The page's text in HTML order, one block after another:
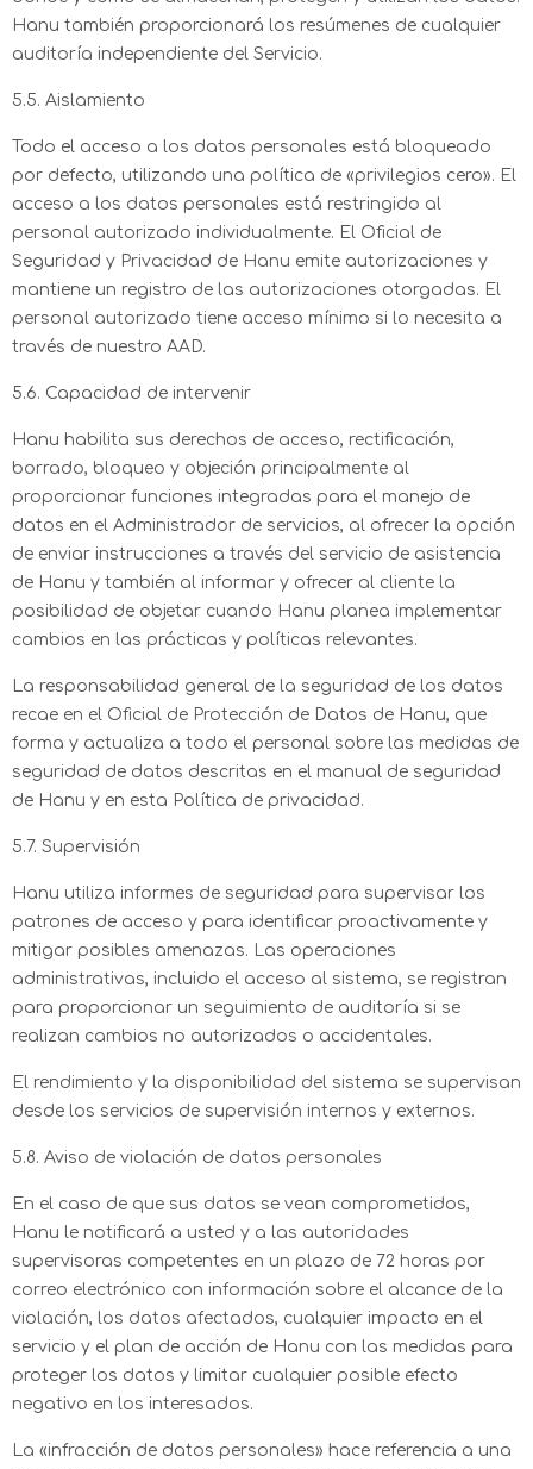
Hanu también proporcionará los resúmenes de cualquier
auditoría independiente del Servicio.
5.5. Aislamiento
Todo el acceso a los datos personales está bloqueado
por defecto, utilizando una política de «privilegios cero». El
acceso a los datos personales está restringido al
personal autorizado individualmente. El Oficial de
Seguridad y Privacidad de Hanu emite autorizaciones y
mantiene un registro de las autorizaciones otorgadas. El
personal autorizado tiene acceso mínimo si lo necesita a
través de nuestro AAD.
5.6. Capacidad de intervenir
Hanu habilita sus derechos de acceso, rectificación,
borrado, bloqueo y objeción principalmente al
proporcionar funciones integradas para el manejo de
datos en el Administrador de servicios, al ofrecer la opción
de enviar instrucciones a través del servicio de asistencia
de Hanu y también al informar y ofrecer al cliente la
posibilidad de objetar cuando Hanu planea implementar
cambios en las prácticas y políticas relevantes.
La responsabilidad general de la seguridad de los datos
recae en el Oficial de Protección de Datos de Hanu, que
forma y actualiza a todo el personal sobre las medidas de
seguridad de datos descritas en el manual de seguridad
de Hanu y en esta Política de privacidad.
5.7. Supervisión
Hanu utiliza informes de seguridad para supervisar los
patrones de acceso y para identificar proactivamente y
mitigar posibles amenazas. Las operaciones
administrativas, incluido el acceso al sistema, se registran
para proporcionar un seguimiento de auditoría si se
realizan cambios no autorizados o accidentales.
El rendimiento y la disponibilidad del sistema se supervisan
desde los servicios de supervisión internos y externos.
5.8. Aviso de violación de datos personales
En el caso de que sus datos se vean comprometidos,
Hanu le notificará a usted y a las autoridades
supervisoras competentes en un plazo de 72 horas por
correo electrónico con información sobre el alcance de la
violación, los datos afectados, cualquier impacto en el
servicio y el plan de acción de Hanu con las medidas para
proteger los datos y limitar cualquier posible efecto
negativo en los interesados.
La «infracción de datos personales» hace referencia a una